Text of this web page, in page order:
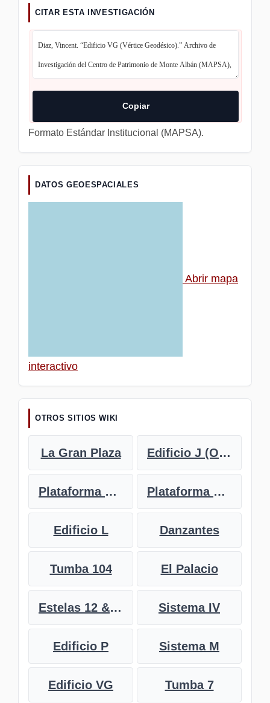
CITAR ESTA INVESTIGACIÓN
Copiar
Formato Estándar Institucional (MAPSA).
DATOS GEOESPACIALES
Abrir mapa
interactivo
OTROS SITIOS WIKI
La Gran Plaza Edificio J (Observatorio)
Plataforma Norte Plataforma Sur
Edificio L Danzantes
Tumba 104 El Palacio
Estelas 12 & 13 Sistema IV
Edificio P Sistema M
Edificio VG Tumba 7